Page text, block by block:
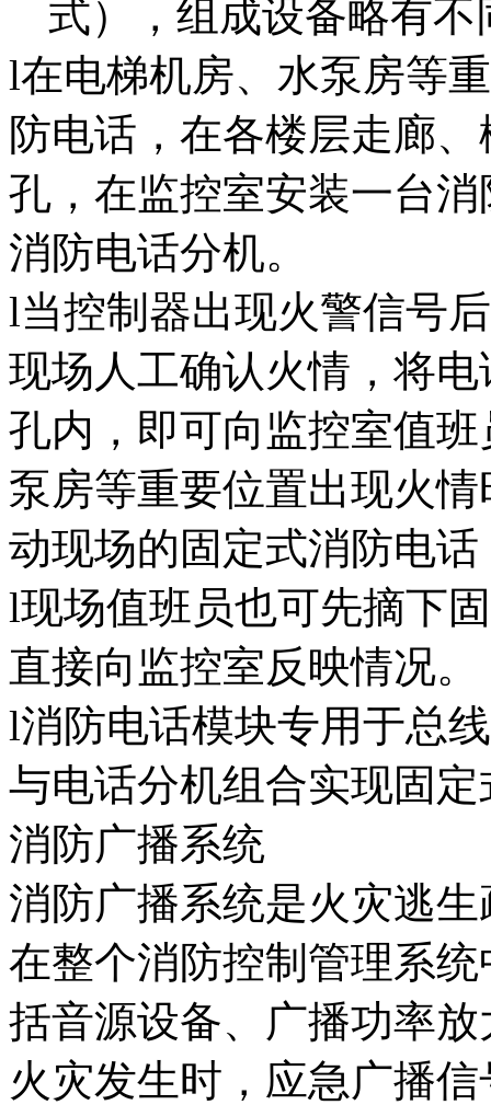
式），组成设备略有
l在电梯机房、水泵房等
防电话，在各楼层走廊
孔，在监控室安装一台
消防电话分机。
l当控制器出现火警信号
现场人工确认火情，将
孔内，即可向监控室值
泵房等重要位置出现火
动现场的固定式消防电
l现场值班员也可先摘下
直接向监控室反映情况。
l消防电话模块专用于总
与电话分机组合实现固
消防广播系统
消防广播系统是火灾逃
在整个消防控制管理系
括音源设备、广播功率
火灾发生时，应急广播